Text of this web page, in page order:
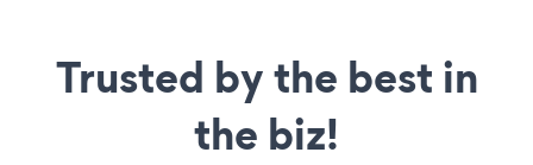
Trusted by the best in
the biz!